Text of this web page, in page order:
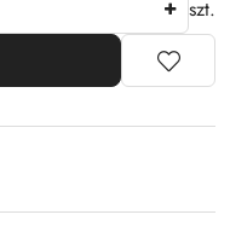
szt.